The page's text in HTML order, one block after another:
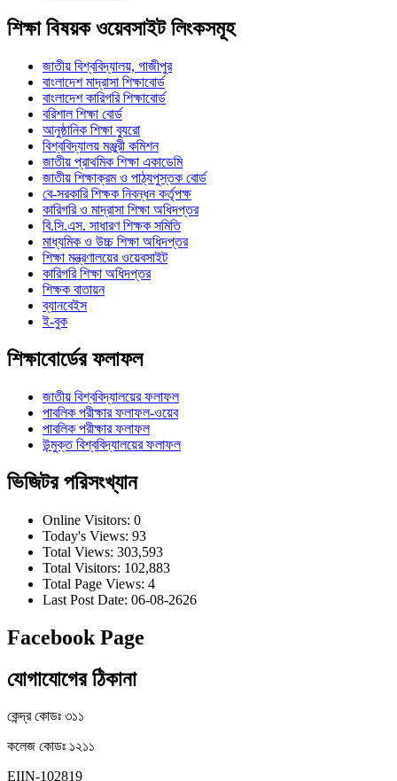
শিক্ষা বিষয়ক ওয়েবসাইট লিংকসমূহ
জাতীয় বিশ্ববিদ্যালয়, গাজীপুর
বাংলাদেশ মাদ্রাসা শিক্ষাবোর্ড
বাংলাদেশ কারিগরি শিক্ষাবোর্ড
বরিশাল শিক্ষা বোর্ড
আনুষ্ঠানিক শিক্ষা ব্যুরো
বিশ্ববিদ্যালয় মঞ্জুরী কমিশন
জাতীয় প্রাথমিক শিক্ষা একাডেমি
জাতীয় শিক্ষাক্রম ও পাঠ্যপুস্তক বোর্ড
বে-সরকারি শিক্ষক নিবন্ধন কর্তৃপক্ষ
কারিগরি ও মাদ্রাসা শিক্ষা অধিদপ্তর
বি.সি.এস. সাধারণ শিক্ষক সমিতি
মাধ্যমিক ও উচ্চ শিক্ষা অধিদপ্তর
শিক্ষা মন্ত্রণালয়ের ওয়েবসাইট
কারিগরি শিক্ষা অধিদপ্তর
শিক্ষক বাতায়ন
ব্যানবেইস
ই-বুক
শিক্ষাবোর্ডের ফলাফল
জাতীয় বিশ্ববিদ্যালয়ের ফলাফল
পাবলিক পরীক্ষার ফলাফল-ওয়েব
পাবলিক পরীক্ষার ফলাফল
উন্মুক্ত বিশ্ববিদ্যালয়ের ফলাফল
ভিজিটর পরিসংখ্যান
Online Visitors: 0
Today's Views: 93
Total Views: 303,593
Total Visitors: 102,883
Total Page Views: 4
Last Post Date: 06-08-2626
Facebook Page
যোগাযোগের ঠিকানা
কেন্দ্র কোডঃ ৩১১
কলেজ কোডঃ ১২১১
EIIN-102819